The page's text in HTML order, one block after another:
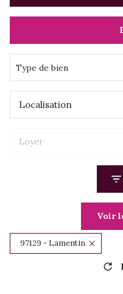
Du neuf
De l'immo pro
Type de bien
Localisation
Loyer
Voir
97129 - Lamentin